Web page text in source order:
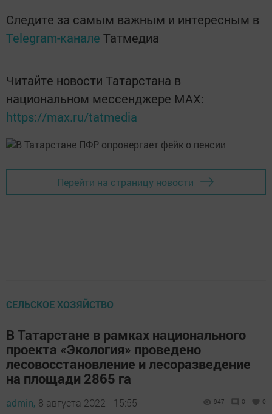
Следите за самым важным и интересным в
Telegram-канале Татмедиа
Читайте новости Татарстана в
национальном мессенджере MАХ:
https://max.ru/tatmedia
Перейти на страницу новости
СЕЛЬСКОЕ ХОЗЯЙСТВО
В Татарстане в рамках национального
проекта «Экология» проведено
лесовосстановление и лесоразведение
на площади 2865 га
admin, 8 августа 2022 - 15:55 947 0 0